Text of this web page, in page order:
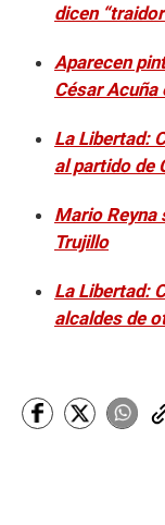
dicen
Aparecen
César Acuña
La Libertad:
al partido de
Mario Reyna
Trujillo
La Libertad:
alcaldes de